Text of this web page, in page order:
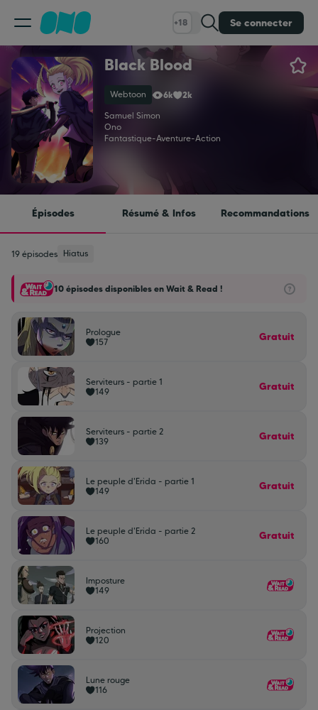
+18 Se connecter
Classement
Calendrier
Bibliothèque
Coinshop
Blog
Black Blood
Webtoon 6k
2k
Samuel Simon
Ono
Fantastique-Aventure-Action
Épisodes Résumé & Infos Recommandations
19 épisodes Hiatus
10 épisodes disponibles en Wait & Read !
Prologue
157
Gratuit
Serviteurs - partie 1
149
Gratuit
Serviteurs - partie 2
139
Gratuit
Le peuple d'Erida - partie 1
149
Gratuit
Le peuple d'Erida - partie 2
160
Gratuit
Imposture
149
Projection
120
Lune rouge
116